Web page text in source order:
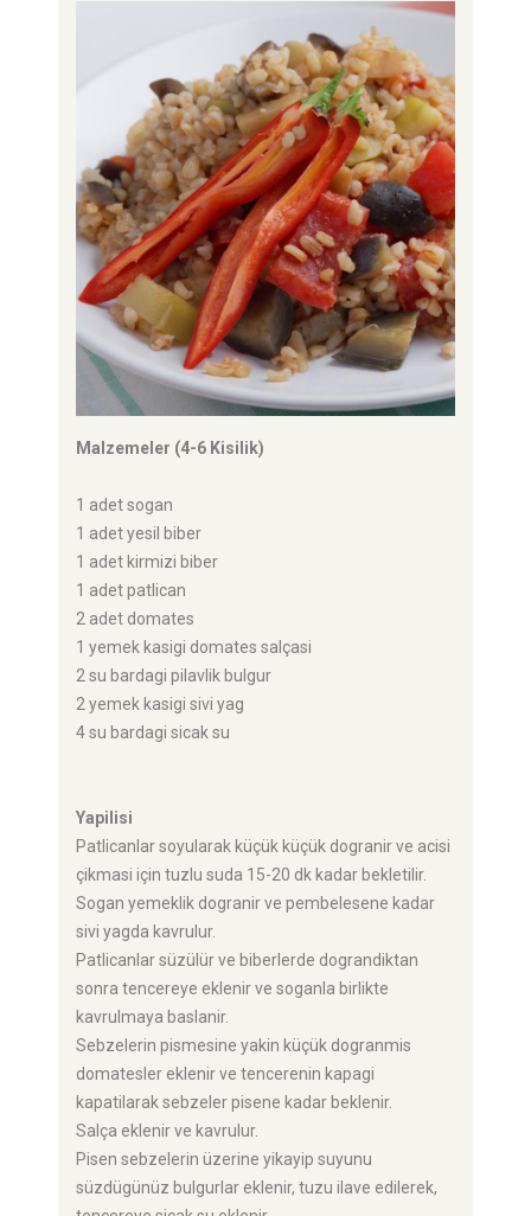
Malzemeler (4-6 Kisilik)
1 adet sogan
1 adet yesil biber
1 adet kirmizi biber
1 adet patlican
2 adet domates
1 yemek kasigi domates salçasi
2 su bardagi pilavlik bulgur
2 yemek kasigi sivi yag
4 su bardagi sicak su
Yapilisi
Patlicanlar soyularak küçük küçük dogranir ve acisi
çikmasi için tuzlu suda 15-20 dk kadar bekletilir.
Sogan yemeklik dogranir ve pembelesene kadar
sivi yagda kavrulur.
Patlicanlar süzülür ve biberlerde dograndiktan
sonra tencereye eklenir ve soganla birlikte
kavrulmaya baslanir.
Sebzelerin pismesine yakin küçük dogranmis
domatesler eklenir ve tencerenin kapagi
kapatilarak sebzeler pisene kadar beklenir.
Salça eklenir ve kavrulur.
Pisen sebzelerin üzerine yikayip suyunu
süzdügünüz bulgurlar eklenir, tuzu ilave edilerek,